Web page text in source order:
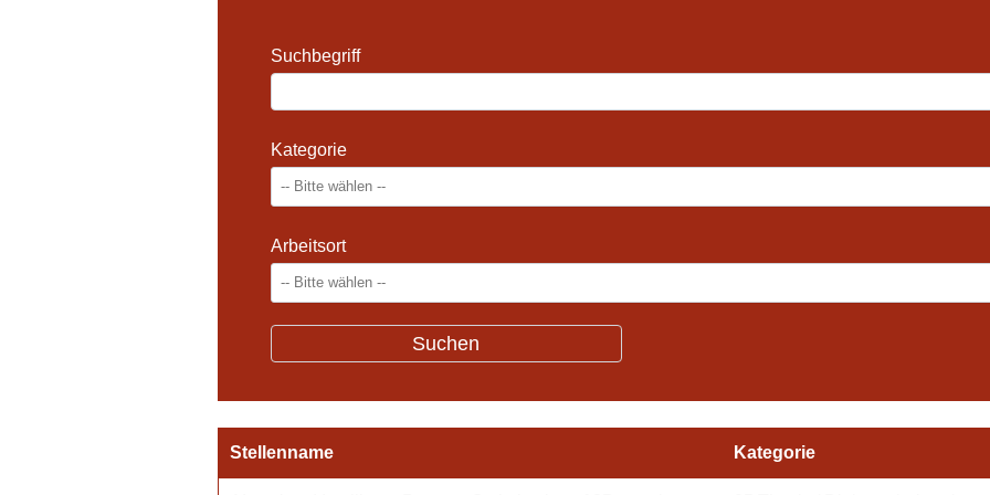
Suchbegriff
Kategorie
Arbeitsort
Stellenname Kategorie